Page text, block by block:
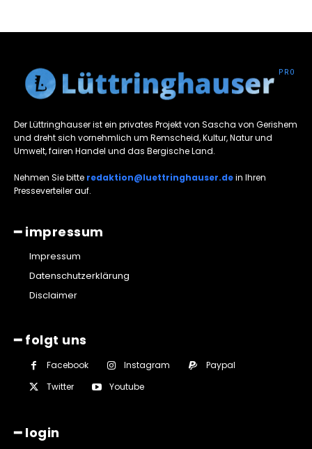
Der Lüttringhauser ist ein privates Projekt von Sascha von Gerishem
und dreht sich vornehmlich um Remscheid, Kultur, Natur und
Umwelt, fairen Handel und das Bergische Land.
Nehmen Sie bitte redaktion@luettringhauser.dein Ihren
Presseverteiler auf.
━ impressum
Impressum
Datenschutzerklärung
Disclaimer
━ folgt uns
Facebook Instagram
Paypal
Twitter
Youtube
━ login